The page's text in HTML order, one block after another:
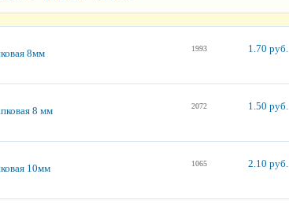
8мм 1993 1.70 руб.
8 мм 2072 1.50 руб.
10мм 1065 2.10 руб.